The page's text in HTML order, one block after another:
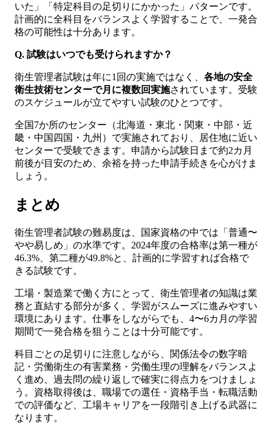
いた」「特定科目の足切りにかかった」パターンです。
計画的に全科目をバランスよく学習することで、一発合
格の可能性は十分あります。
Q. 試験はいつでも受けられますか？
衛生管理者試験は年に1回の実施ではなく、 各地の安全
衛生技術センターで月に複数回実施されています。受験
のスケジュールが立てやすい試験のひとつです。
全国7か所のセンター（北海道・東北・関東・中部・近
畿・中国四国・九州）で実施されており、居住地に近い
センターで受験できます。申請から試験日まで約2カ月
前後が目安のため、余裕を持った申請手続きを心がけま
しょう。
まとめ
衛生管理者試験の難易度は、国家資格の中では「普通〜
やや易しめ」の水準です。2024年度の合格率は第一種が
46.3%、第二種が49.8%と、計画的に学習すれば合格で
きる試験です。
工場・製造業で働く方にとって、衛生管理者の知識は業
務と直結する部分が多く、学習がスムーズに進みやすい
環境にあります。仕事をしながらでも、4〜6カ月の学習
期間で一発合格を狙うことは十分可能です。
科目ごとの足切りに注意しながら、関係法令の数字暗
記・労働衛生の有害業務・労働生理の理解をバランスよ
く進め、過去問の繰り返しで確実に得点力をつけましょ
う。資格取得後は、職場での選任・資格手当・転職活動
での評価など、工場キャリアを一段階引き上げる武器に
なります。